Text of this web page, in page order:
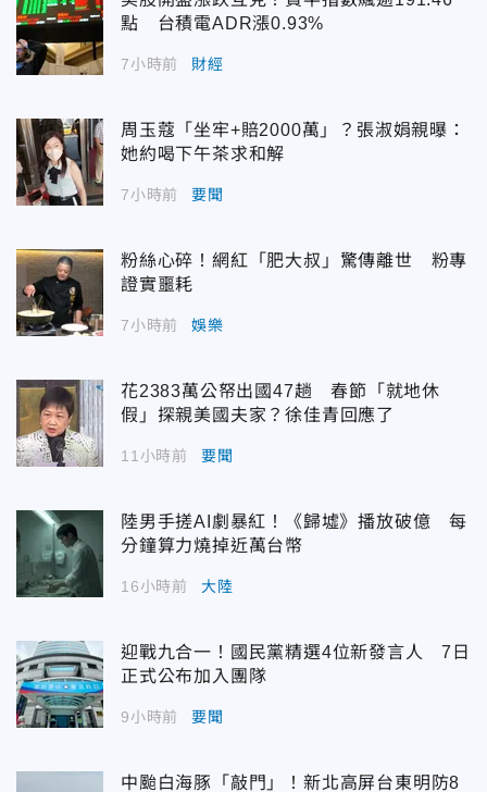
點 台積電ADR漲0.93%
7小時前 財經
周玉蔻「坐牢+賠2000萬」？張淑娟親曝：
她約喝下午茶求和解
7小時前 要聞
粉絲心碎！網紅「肥大叔」驚傳離世 粉專
證實噩耗
7小時前 娛樂
花2383萬公帑出國47趟 春節「就地休
假」探親美國夫家？徐佳青回應了
11小時前 要聞
陸男手搓AI劇暴紅！《歸墟》播放破億 每
分鐘算力燒掉近萬台幣
16小時前 大陸
迎戰九合一！國民黨精選4位新發言人 7日
正式公布加入團隊
9小時前 要聞
中颱白海豚「敲門」！新北高屏台東明防8